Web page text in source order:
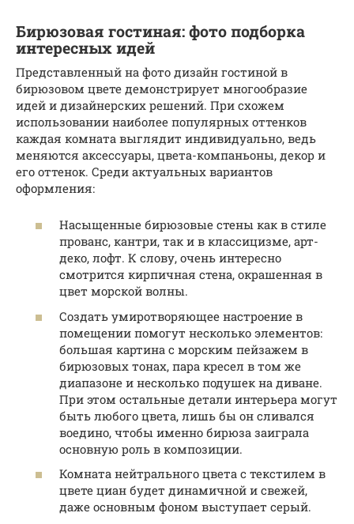
Бирюзовая гостиная: фото подборка
интересных идей
Представленный на фото дизайн гостиной в
бирюзовом цвете демонстрирует многообразие
идей и дизайнерских решений. При схожем
использовании наиболее популярных оттенков
каждая комната выглядит индивидуально, ведь
меняются аксессуары, цвета-компаньоны, декор и
его оттенок. Среди актуальных вариантов
оформления:
Насыщенные бирюзовые стены как в стиле
прованс, кантри, так и в классицизме, арт-
деко, лофт. К слову, очень интересно
смотрится кирпичная стена, окрашенная в
цвет морской волны.
Создать умиротворяющее настроение в
помещении помогут несколько элементов:
большая картина с морским пейзажем в
бирюзовых тонах, пара кресел в том же
диапазоне и несколько подушек на диване.
При этом остальные детали интерьера могут
быть любого цвета, лишь бы он сливался
воедино, чтобы именно бирюза заиграла
основную роль в композиции.
Комната нейтрального цвета с текстилем в
цвете циан будет динамичной и свежей,
даже основным фоном выступает серый.